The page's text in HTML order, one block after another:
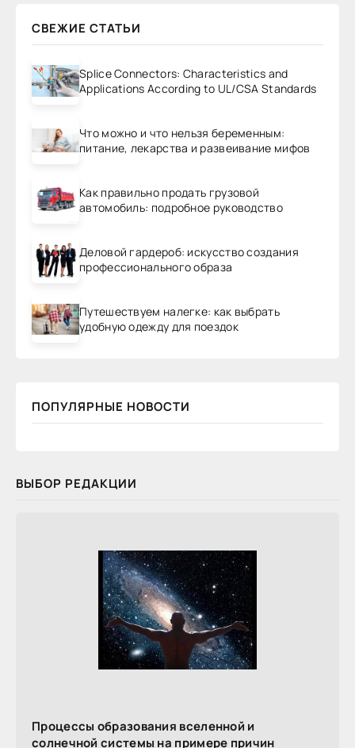
СВЕЖИЕ СТАТЬИ
Splice Connectors: Characteristics and
Applications According to UL/CSA Standards
Что можно и что нельзя беременным:
питание, лекарства и развеивание мифов
Как правильно продать грузовой
автомобиль: подробное руководство
Деловой гардероб: искусство создания
профессионального образа
Путешествуем налегке: как выбрать
удобную одежду для поездок
ПОПУЛЯРНЫЕ НОВОСТИ
ВЫБОР РЕДАКЦИИ
Процессы образования вселенной и
солнечной системы на примере причин